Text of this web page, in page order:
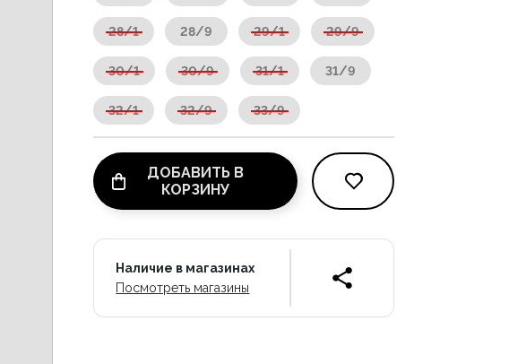
28/1 28/9 29/1 29/9
30/1 30/9 31/1 31/9
32/1 32/9 33/9
ДОБАВИТЬ В
КОРЗИНУ
Наличие в магазинах
Посмотреть магазины